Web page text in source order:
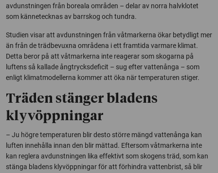
avdunstningen från boreala områden – delar av norra halvklotet
som kännetecknas av barrskog och tundra.
Studien visar att avdunstningen från våtmarkerna ökar betydligt mer
än från de trädbevuxna områdena i ett framtida varmare klimat.
Detta beror på att våtmarkerna inte reagerar som skogarna på
luftens så kallade ångtrycksdeficit – sug efter vattenånga – som
enligt klimatmodellerna kommer att öka när temperaturen stiger.
Träden stänger bladens
klyvöppningar
– Ju högre temperaturen blir desto större mängd vattenånga kan
luften innehålla innan den blir mättad. Eftersom våtmarkerna inte
kan reglera avdunstningen lika effektivt som skogens träd, som kan
stänga bladens klyvöppningar för att förhindra vattenbrist, så blir